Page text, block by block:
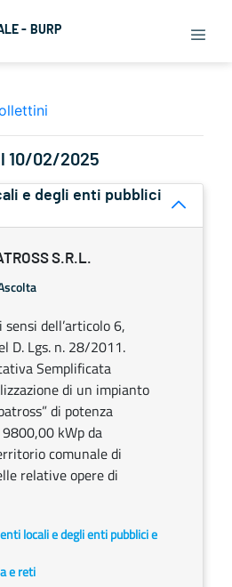
- BURP
10/02/2025
e degli enti pubblici
S.R.L.
dell’articolo 6,
D. Lgs. n. 28/2011.
Semplificata
di un impianto
di potenza
kWp da
comunale di
relative opere di
locali e degli enti pubblici e
e reti